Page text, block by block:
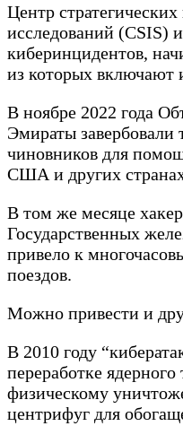
Центр
исследований (CSIS)
киберинцидентов,
из которых включают
В ноябре 2022 года
Эмираты
чиновников для
США и других
В том же месяце
Государственных
привело к
поездов.
Можно привести и
В 2010 году
переработке
физическому
центрифуг для